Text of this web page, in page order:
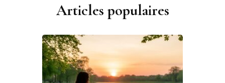
Articles populaires